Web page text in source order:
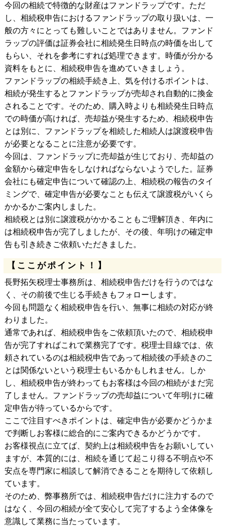
今回の相続で特徴的な財産はファンドラップです。ただ
し、相続税申告におけるファンドラップの取り扱いは、一
般の方々にとっても難しいことではありません。ファンド
ラップの評価は証券会社に相続発生日時点の時価を出して
もらい、それを参考にすれば処理できます。時価が分かる
資料をもとに、相続税申告を進めていきましょう。
ファンドラップの相続手続き上、気を付けるポイントは、
相続が発生するとファンドラップが売却され自動的に換金
されることです。そのため、購入時よりも相続発生日時点
での時価が高ければ、売却益が発生するため、相続税申告
とは別に、ファンドラップを相続した相続人は譲渡税申告
が必要となることに注意が必要です。
今回は、ファンドラップに売却益が生じており、売却益の
金額から確定申告をしなければならないようでした。証券
会社にも確定申告について確認の上、相続税の報告のタイ
ミングで、確定申告が必要なことも伝えて譲渡税がいくら
かかるかご案内しました。
相続税とは別に譲渡税がかかることもご理解頂き、年内に
は相続税申告が完了しましたが、その後、年明けの確定申
告も引き続きご依頼いただきました。
【ここがポイント！】
長野拓矢税理士事務所は、相続税申告だけを行うのではな
く、その前後で生じる手続きもフォローします。
今回も問題なく相続税申告を行い、無事に相続の対応が終
わりました。
通常であれば、相続税申告をご依頼頂いたので、相続税申
告が完了すればこれで業務完了です。税理士目線では、依
頼されているのは相続税申告であって相続後の手続きのこ
とは関係ないという税理士もいるかもしれません。しか
し、相続税申告が終わってもお客様は今回の相続がまだ完
了しません。ファンドラップの売却益について年明けに確
定申告が待っているからです。
ここで注目すべきポイントは、確定申告が必要かどうかま
で判断しお客様に総合的にご案内できるかどうかです。
お客様視点に立てば、契約上は相続税申告をお願いしてい
ますが、本質的には、相続を通じて起こり得る不明点や不
安点を専門家に相談して解消できることを期待して依頼し
ています。
そのため、弊事務所では、相続税申告だけに注力するので
はなく、今回の相続が全て安心して完了するよう全体像を
意識して業務に当たっています。